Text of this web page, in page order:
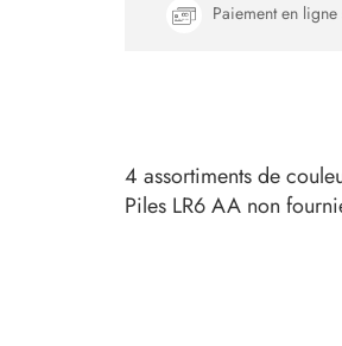
Paiement en
4 assortiments de
Piles LR6 AA non